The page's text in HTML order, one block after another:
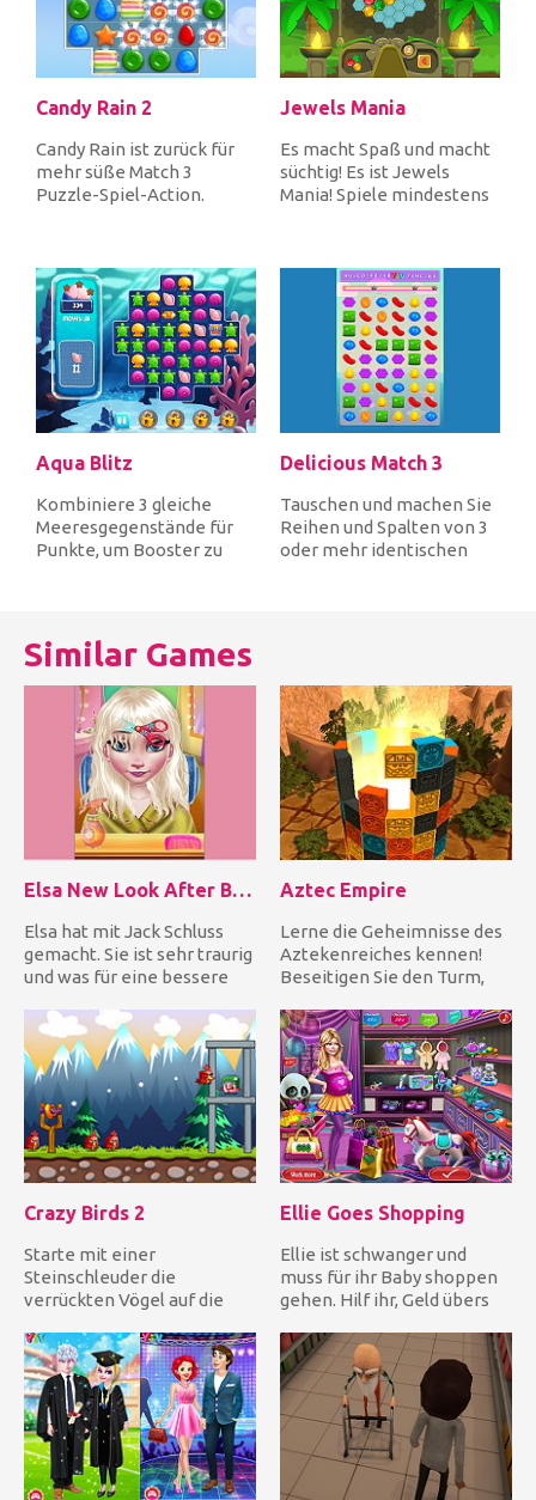
Candy Rain 2
Candy Rain ist zurück für
mehr süße Match 3
Puzzle-Spiel-Action.
Jewels Mania
Es macht Spaß und macht
süchtig! Es ist Jewels
Mania! Spiele mindestens
Aqua Blitz
Kombiniere 3 gleiche
Meeresgegenstände für
Punkte, um Booster zu
Delicious Match 3
Tauschen und machen Sie
Reihen und Spalten von 3
oder mehr identischen
Similar Games
Elsa New Look After Breakup
Elsa hat mit Jack Schluss
gemacht. Sie ist sehr traurig
und was für eine bessere
Aztec Empire
Lerne die Geheimnisse des
Aztekenreiches kennen!
Beseitigen Sie den Turm,
Crazy Birds 2
Starte mit einer
Steinschleuder die
verrückten Vögel auf die
Mal zu tö...
Ellie Goes Shopping
Ellie ist schwanger und
muss für ihr Baby shoppen
gehen. Hilf ihr, Geld übers